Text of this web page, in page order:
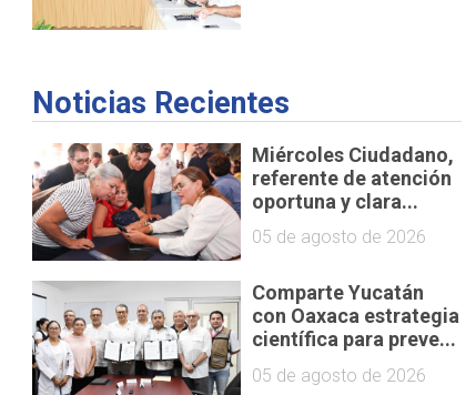
Noticias Recientes
Miércoles Ciudadano,
referente de atención
oportuna y clara...
05 de agosto de 2026
Comparte Yucatán
con Oaxaca estrategia
científica para preve...
05 de agosto de 2026